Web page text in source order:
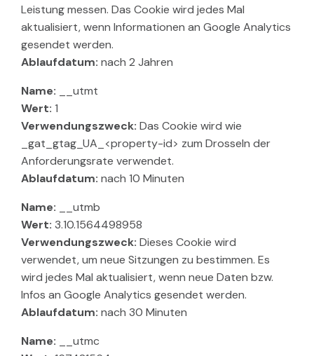
Leistung messen. Das Cookie wird jedes Mal
aktualisiert, wenn Informationen an Google Analytics
gesendet werden.
Ablaufdatum: nach 2 Jahren
Name: __utmt
Wert: 1
Verwendungszweck: Das Cookie wird wie
_gat_gtag_UA_<property-id> zum Drosseln der
Anforderungsrate verwendet.
Ablaufdatum: nach 10 Minuten
Name: __utmb
Wert: 3.10.1564498958
Verwendungszweck: Dieses Cookie wird
verwendet, um neue Sitzungen zu bestimmen. Es
wird jedes Mal aktualisiert, wenn neue Daten bzw.
Infos an Google Analytics gesendet werden.
Ablaufdatum: nach 30 Minuten
Name: __utmc